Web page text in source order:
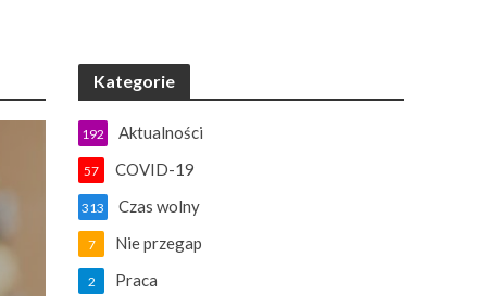
Kategorie
Aktualności
192
COVID-19
57
Czas wolny
313
Nie przegap
7
Praca
2